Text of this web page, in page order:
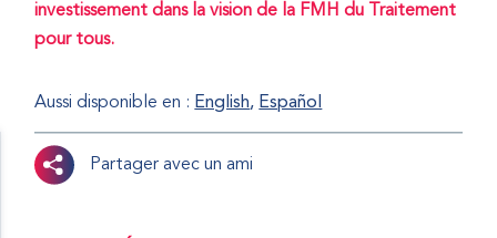
investissement dans la vision de la FMH du Traitement
pour tous.
Aussi disponible en : English Español
Partager avec un ami